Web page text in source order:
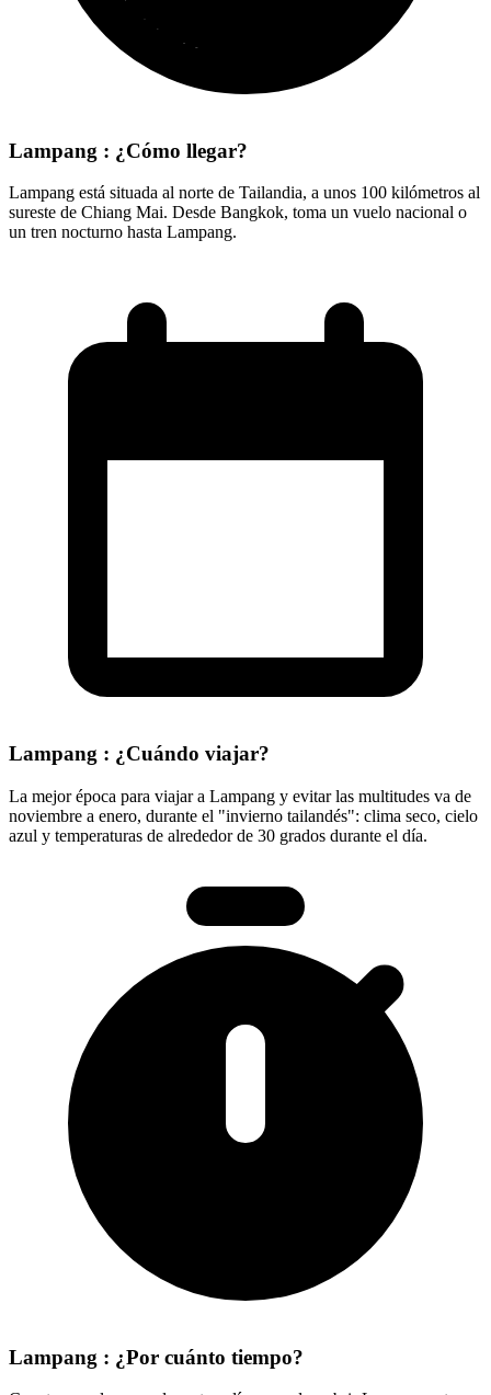
Lampang : ¿Cómo llegar?
Lampang está situada al norte de Tailandia, a unos 100 kilómetros al
sureste de Chiang Mai. Desde Bangkok, toma un vuelo nacional o
un tren nocturno hasta Lampang.
Lampang : ¿Cuándo viajar?
La mejor época para viajar a Lampang y evitar las multitudes va de
noviembre a enero, durante el "invierno tailandés": clima seco, cielo
azul y temperaturas de alrededor de 30 grados durante el día.
Lampang : ¿Por cuánto tiempo?